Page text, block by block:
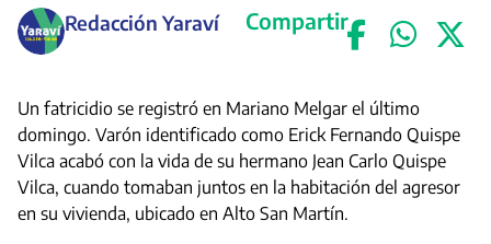
Redacción Yaraví Compartir
Un fatricidio se registró en Mariano Melgar el último
domingo. Varón identificado como Erick Fernando Quispe
Vilca acabó con la vida de su hermano Jean Carlo Quispe
Vilca, cuando tomaban juntos en la habitación del agresor
en su vivienda, ubicado en Alto San Martín.